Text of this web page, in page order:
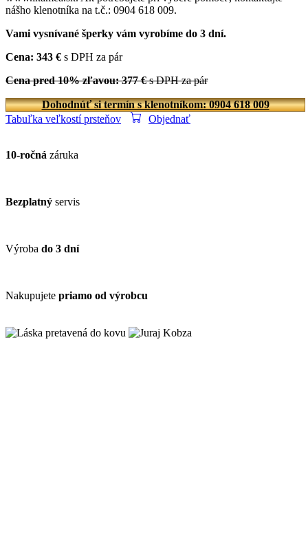
nášho klenotníka na t.č.: 0904 618 009.
Vami vysnívané šperky vám vyrobíme do 3 dní.
Cena: 343 € s DPH za pár
Cena pred 10% zľavou: 377 €s DPH za pár
Dohodnúť si termín s klenotníkom: 0904 618 009
Tabuľka veľkostí prsteňov
Objednať
10-ročná záruka
Bezplatný servis
Výroba do 3 dní
Nakupujete priamo od výrobcu